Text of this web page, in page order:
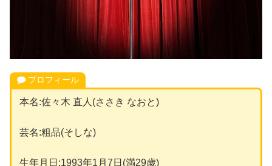
プロフィール
本名:佐々木 直人(ささき なおと)
芸名:粗品(そしな)
生年月日:1993年1月7日(満29歳)